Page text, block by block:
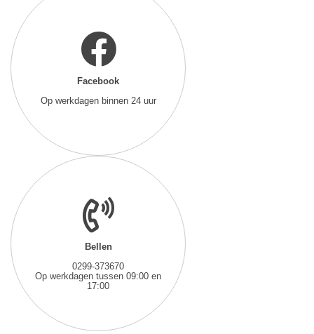
Facebook
Op werkdagen binnen 24 uur
Bellen
0299-373670
Op werkdagen tussen 09:00 en
17:00